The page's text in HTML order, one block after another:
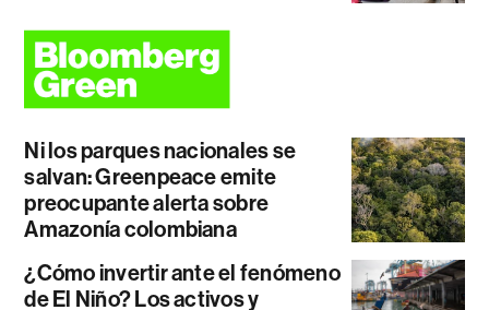
Ni los parques nacionales se
salvan: Greenpeace emite
preocupante alerta sobre
Amazonía colombiana
¿Cómo invertir ante el fenómeno
de El Niño? Los activos y